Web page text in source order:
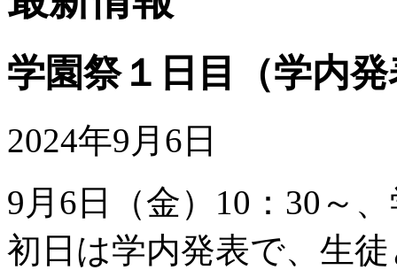
学園祭１日目（学内
2024年9月6日
9月6日（金）10：30～
初日は学内発表で、生